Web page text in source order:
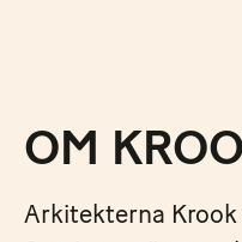
OM
Arkitekterna